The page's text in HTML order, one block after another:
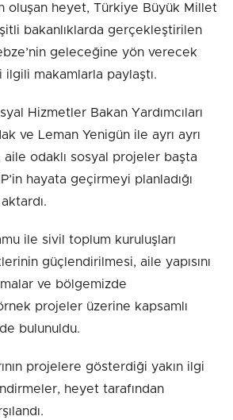
oluşan heyet, Türkiye Büyük Millet
bakanlıklarda gerçekleştirilen
geleceğine yön verecek
makamlarla paylaştı.
Hizmetler Bakan Yardımcıları
ve Leman Yenigün ile ayrı ayrı
odaklı sosyal projeler başta
hayata geçirmeyi planladığı
ile sivil toplum kuruluşları
güçlendirilmesi, aile yapısını
ve bölgemizde
projeler üzerine kapsamlı
bulunuldu.
projelere gösterdiği yakın ilgi
heyet tarafından